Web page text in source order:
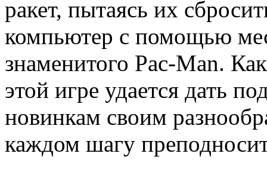
ракет, пытаясь их
компьютер с помощью
знаменитого Pac-Man.
этой игре удается дать
новинкам своим
каждом шагу